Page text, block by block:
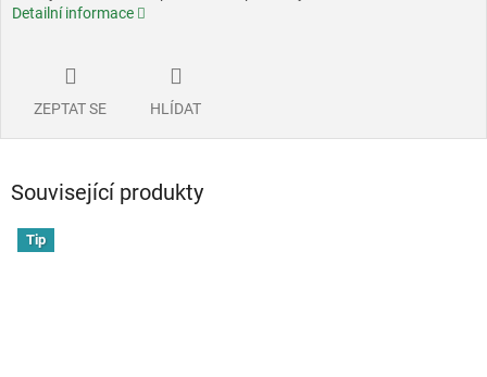
Detailní informace
ZEPTAT SE HLÍDAT
Související produkty
Tip